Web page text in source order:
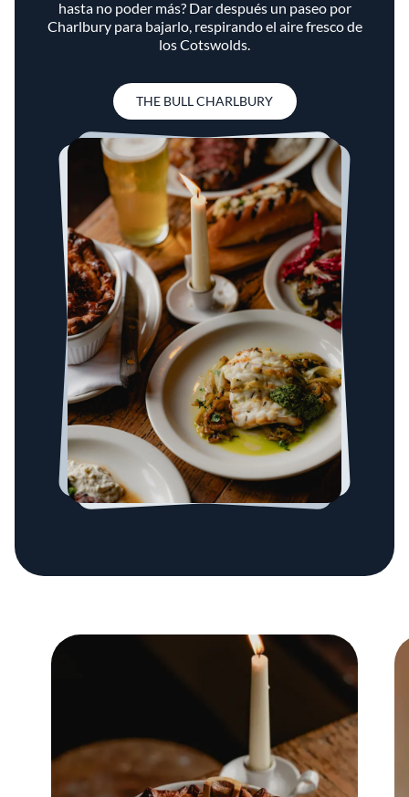
hasta no poder más? Dar después un paseo por
Charlbury para bajarlo, respirando el aire fresco de
los Cotswolds.
THE BULL CHARLBURY